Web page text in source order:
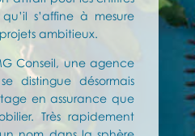
s’affine à mesure
ambitieux.
Conseil, une agence
distingue désormais
en assurance que
Très rapidement